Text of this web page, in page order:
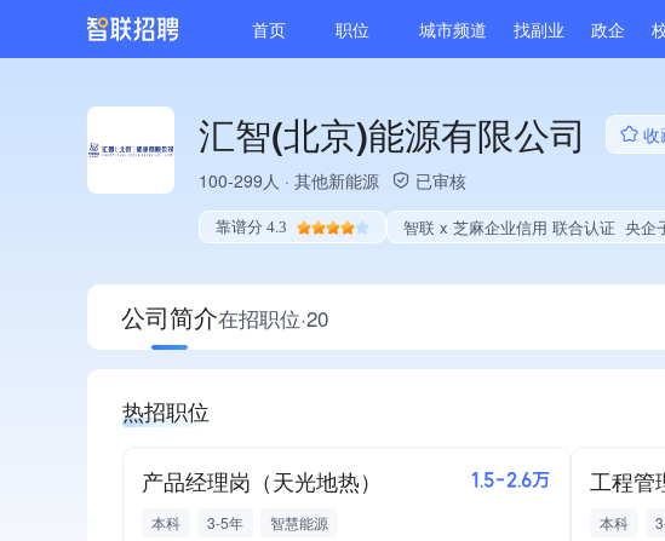
首页 职位 城市频道 找副业 政企
汇智(北京)能源有限公司
收
100-299人 · 其他新能源 已审核
靠谱分 4.3 智联 x 芝麻企业信用 联合认证 央企子公司、上
公司简介在招职位·20
热招职位
产品经理岗（天光地热） 1.5-2.6万
本科 3-5年 智慧能源
工程管
本科